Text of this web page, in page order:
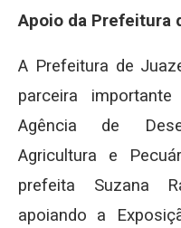
Apoio da Prefeitura
A Prefeitura de
parceira
Agência de
Agricultura e
prefeita Suzana
apoiando a